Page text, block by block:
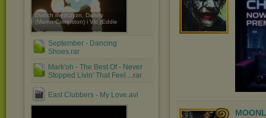
Dwóch mężczyzn, Danny
(Martin Compston) i Vic (Eddie
September - Dancing
Shoes.rar
Mark'oh - The Best Of - Never
Stopped Livin' That Feel....rar
East Clubbers - My Love.avi